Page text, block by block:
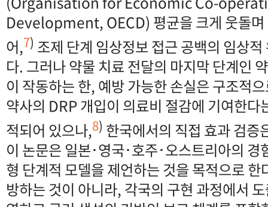
Development, OECD) 평균을 크게 웃돌며
어,7) 조제 단계 임상정보 접근 공백의 임상
다. 그러나 약물 치료 전달의 마지막 단계인
이 작동하는 한, 예방 가능한 손실은 구조적
약사의 DRP 개입이 의료비 절감에 기여한다
적되어 있으나,8) 한국에서의 직접 효과 검증
이 논문은 일본･영국･호주･오스트리아의 경
형 단계적 모델을 제언하는 것을 목적으로
방하는 것이 아니라, 각국의 구현 과정에서